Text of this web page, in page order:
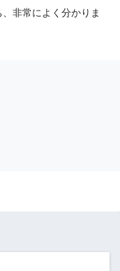
非常によく分かりま